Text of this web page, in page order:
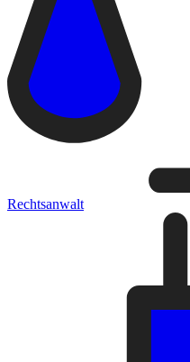
Rechtsanwalt